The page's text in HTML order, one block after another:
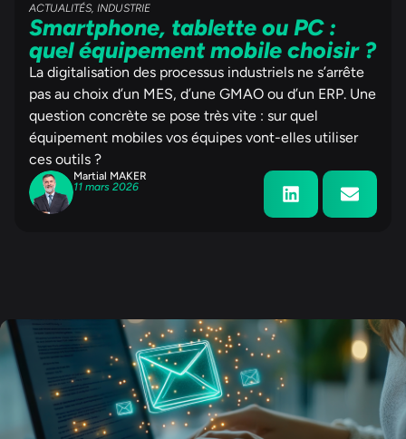
ACTUALITÉS INDUSTRIE
Smartphone, tablette ou PC :
quel équipement mobile choisir ?
La digitalisation des processus industriels ne s’arrête
pas au choix d’un MES, d’une GMAO ou d’un ERP. Une
question concrète se pose très vite : sur quel
équipement mobiles vos équipes vont-elles utiliser
ces outils ?
Martial MAKER
11 mars 2026